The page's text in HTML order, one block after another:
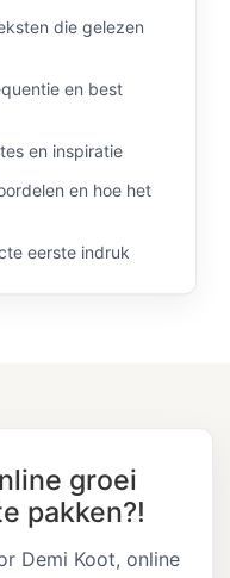
die gelezen
en best
en inspiratie
en hoe het
eerste indruk
groei
pakken?!
Demi Koot, online